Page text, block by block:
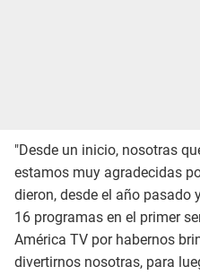
"Desde un inicio, nosotras
estamos muy agradecidas
dieron, desde el año pasado
16 programas en el primer
América TV por habernos
divertirnos nosotras, para